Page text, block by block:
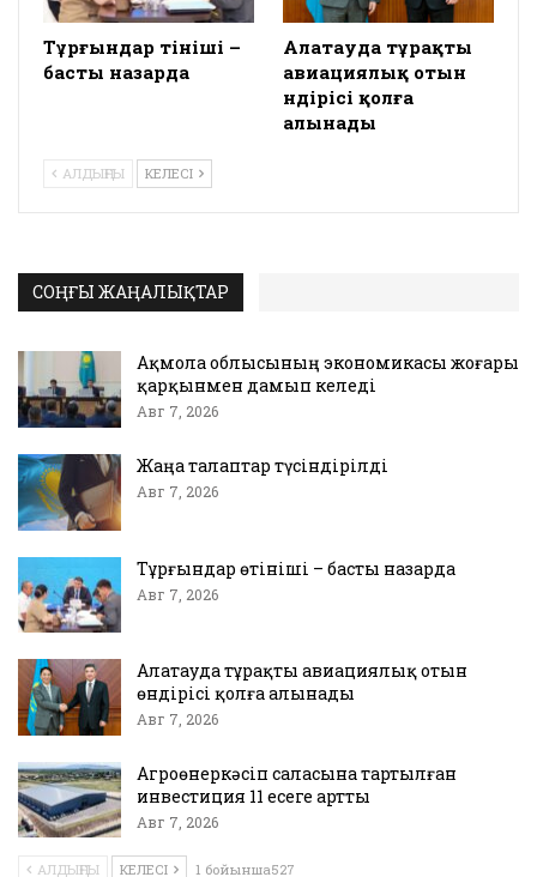
Тұрғындар өтініші –
басты назарда
Алатауда тұрақты
авиациялық отын
өндірісі қолға
алынады
АЛДЫҢҒЫ КЕЛЕСІ
СОҢҒЫ ЖАҢАЛЫҚТАР
Ақмола облысының экономикасы жоғары
қарқынмен дамып келеді
Авг 7, 2026
Жаңа талаптар түсіндірілді
Авг 7, 2026
Тұрғындар өтініші – басты назарда
Авг 7, 2026
Алатауда тұрақты авиациялық отын
өндірісі қолға алынады
Авг 7, 2026
Агроөнеркәсіп саласына тартылған
инвестиция 11 есеге артты
Авг 7, 2026
АЛДЫҢҒЫ КЕЛЕСІ 1 бойынша527